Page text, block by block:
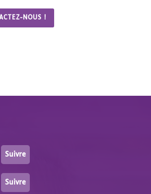
NOUS !
Suivre
Suivre